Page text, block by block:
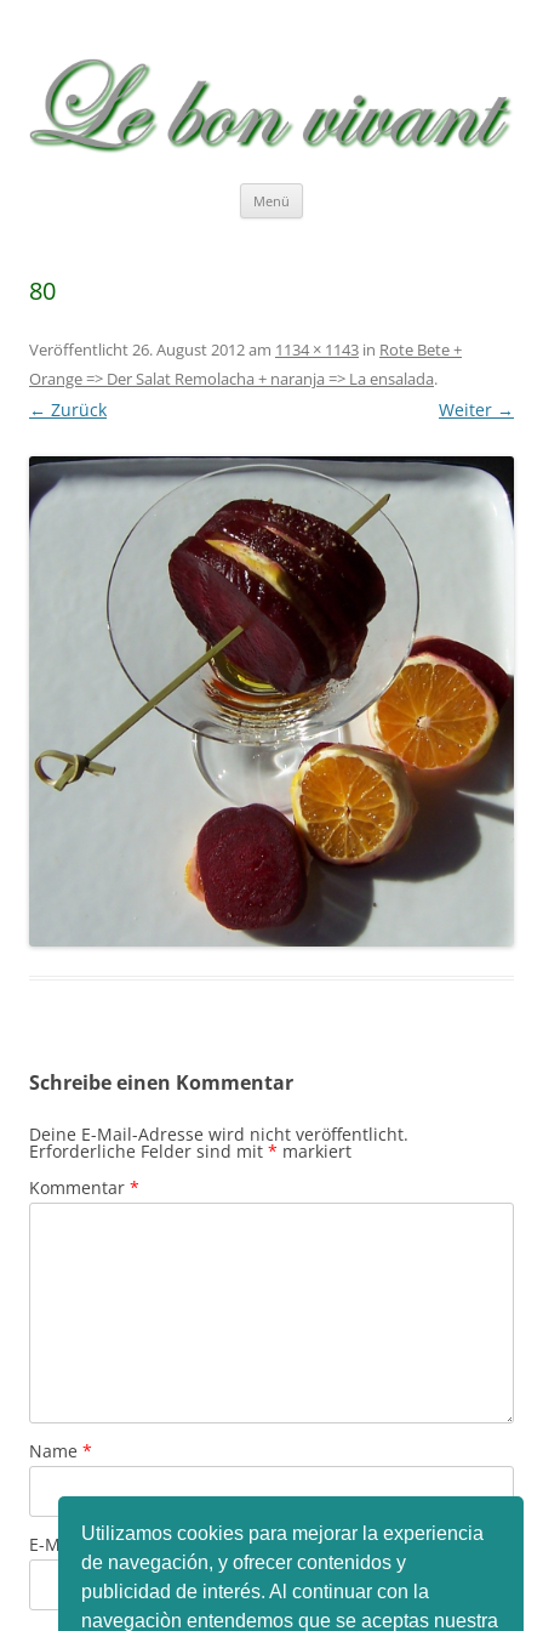
Utilizamos cookies para mejorar la experiencia
de navegación, y ofrecer contenidos y
publicidad de interés. Al continuar con la
navegaciòn entendemos que se aceptas nuestra
Menü
80
Veröffentlicht26. August 2012am 1134 × 1143 in Rote Bete +
Orange => Der Salat Remolacha + naranja => La ensalada.
← Zurück Weiter →
Schreibe einen Kommentar
Deine E-Mail-Adresse wird nicht veröffentlicht.
Erforderliche Felder sind mit * markiert
Kommentar *
Name *
E-Mail-Adresse*